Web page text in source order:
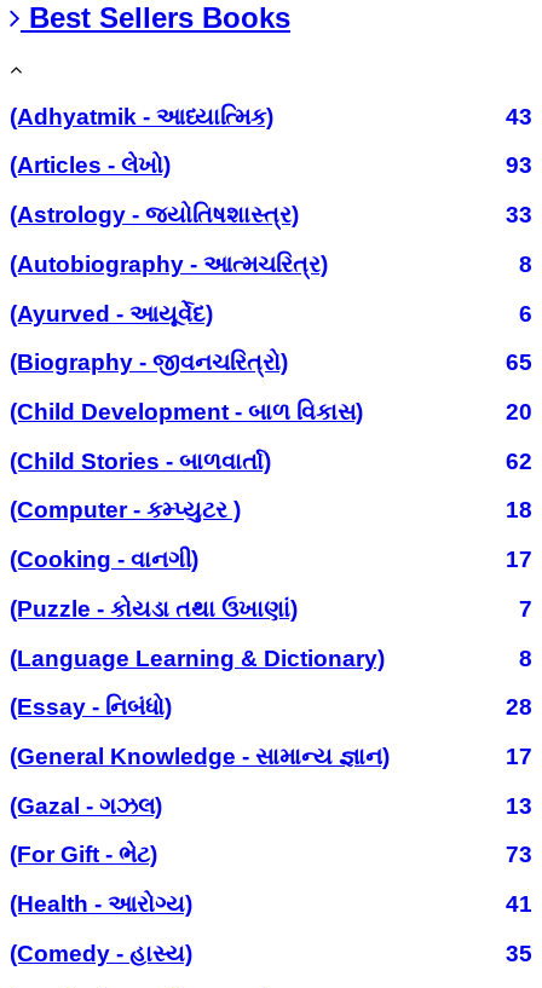
Best Sellers Books
(Adhyatmik - આધ્યાત્મિક)
43
(Articles - લેખો)
93
(Astrology - જ્યોતિષશાસ્ત્ર)
33
(Autobiography - આત્મચરિત્ર)
8
(Ayurved - આયૂર્વેદ)
6
(Biography - જીવનચરિત્રો)
65
(Child Development - બાળ વિકાસ)
20
(Child Stories - બાળવાર્તા)
62
(Computer - કમ્પ્યુટર )
18
(Cooking - વાનગી)
17
(Puzzle - કોયડા તથા ઉખાણાં)
7
(Language Learning & Dictionary)
8
(Essay - નિબંધો)
28
(General Knowledge - સામાન્ય જ્ઞાન)
17
(Gazal - ગઝલ)
13
(For Gift - ભેટ)
73
(Health - આરોગ્ય)
41
(Comedy - હાસ્ય)
35